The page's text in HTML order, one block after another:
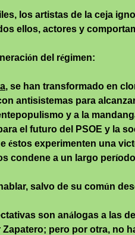
los artistas de la ceja
ellos, actores y
ón del régimen:
, se han transformado en
antisistemas para
y a la
el futuro del PSOE y la
éstos experimenten una
condene a un largo perí
salvo de su común
son aná logas a las
pero por otra, no